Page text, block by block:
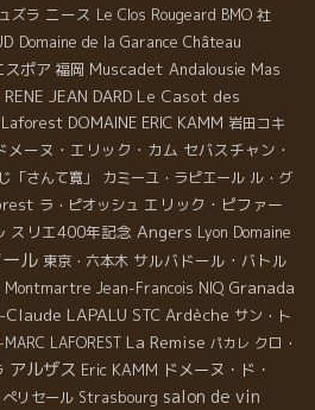
ズラ ニース Le Clos Rougeard BMO 社
Domaine de la Garance Château
スポア 福岡 Muscadet Andalousie Mas
RENE JEAN DARD Le Casot des
Laforest DOMAINE ERIC KAMM 岩田コキ
メーヌ・エリック・カム セバスチャン・
「さんて寛」 カミーユ・ラピエール ル・グ
ラ・ピオッシュ エリック・ピファー
スリエ400年記念 Angers Lyon Domaine
ル 東京・六本木 サルバドール・バトル
Montmartre Jean-Francois NIQ Granada
Claude LAPALU STC Ardèche サン・ト
LAFOREST La Remise パカレ クロ・
アルザス Eric KAMM ドメーヌ・ド・
リセール Strasbourg salon de vin